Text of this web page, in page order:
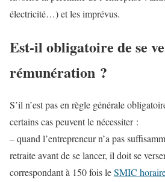
électricité…) et les imprévus.
Est-il obligatoire de se
rémunération ?
S’il n’est pas en règle générale
certains cas peuvent le nécessiter :
– quand l’entrepreneur n’a pas
retraite avant de se lancer, il doit se
correspondant à 150 fois leSMIC